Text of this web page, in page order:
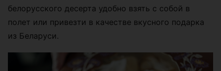
белорусского десерта удобно взять с собой в
полет или привезти в качестве вкусного подарка
из Беларуси.